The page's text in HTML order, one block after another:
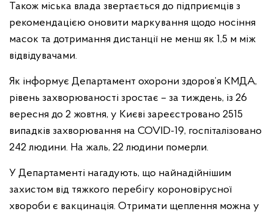
Також міська влада звертається до підприємців з
рекомендацією оновити маркування щодо носіння
масок та дотримання дистанції не менш як 1,5 м між
відвідувачами.
Як інформує Департамент охорони здоров’я КМДА,
рівень захворюваності зростає – за тиждень, із 26
вересня до 2 жовтня, у Києві зареєстровано 2515
випадків захворювання на COVID-19, госпіталізовано
242 людини. На жаль, 22 людини померли.
У Департаменті нагадують, що найнадійнішим
захистом від тяжкого перебігу короновірусної
хвороби є вакцинація. Отримати щеплення можна у